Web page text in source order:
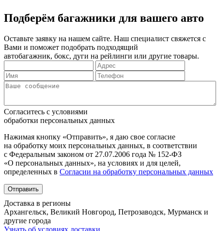
Подберём багажники для вашего авто
Оставьте заявку на нашем сайте. Наш специалист свяжется с
Вами и поможет подобрать подходящий
автобагажник, бокс, дуги на рейлинги или другие товары.
Согласитесь с условиями
обработки персональных данных
Нажимая кнопку «Отправить», я даю свое согласие
на обработку моих персональных данных, в соответствии
с Федеральным законом от 27.07.2006 года № 152-ФЗ
«О персональных данных», на условиях и для целей,
определенных в Согласии на обработку персональных данных
Отправить
Доставка в регионы
Архангельск, Великий Новгород, Петрозаводск, Мурманск и
другие города
Узнать об условиях доставки